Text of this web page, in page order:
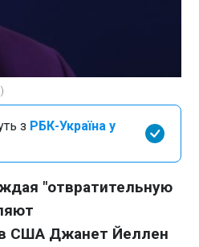
з РБК-Україна у
"отвратительную
США Джанет Йеллен